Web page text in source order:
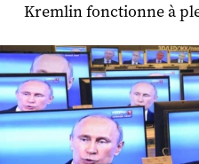
Kremlin fonctionne à